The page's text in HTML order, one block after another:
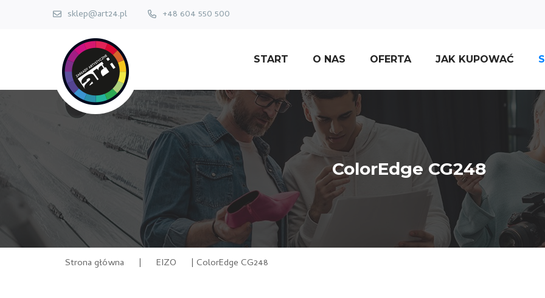
sklep@art24.pl +48 604 550 500
START O NAS OFERTA JAK KUPOWAĆ
ColorEdge CG248
Strona główna | EIZO | ColorEdge CG248